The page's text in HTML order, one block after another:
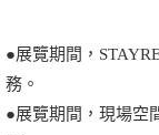
●展覽期間，
務。
●展覽期間，現場空